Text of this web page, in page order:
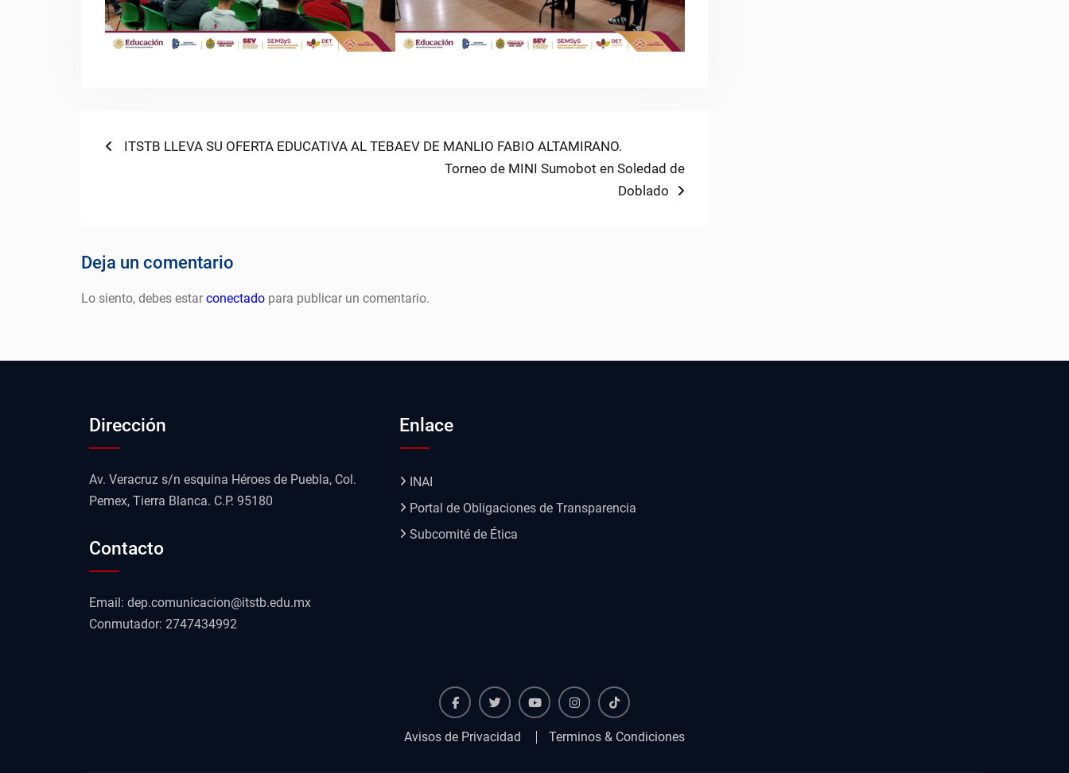
Navegación
Previous
ITSTB LLEVA SU OFERTA EDUCATIVA AL TEBAEV DE MANLIO FABIO ALTAMIRANO.
Next
Torneo de MINI Sumobot en Soledad de
Doblado
Deja un comentario
Lo siento, debes estarconectado para publicar un comentario.
Dirección
Av. Veracruz s/n esquina Héroes de Puebla, Col.
Pemex, Tierra Blanca. C.P. 95180
Contacto
Email: dep.comunicacion@itstb.edu.mx
Conmutador: 2747434992
Enlace
INAI
Portal de Obligaciones de Transparencia
Subcomité de Ética
Youtube
Avisos de Privacidad Terminos & Condiciones